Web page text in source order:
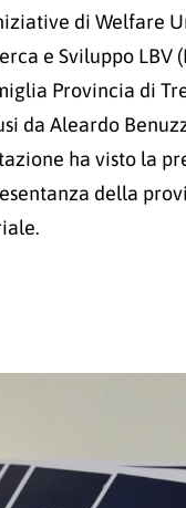
di Welfare
e Sviluppo LBV
Provincia di
da Aleardo
ha visto la
della